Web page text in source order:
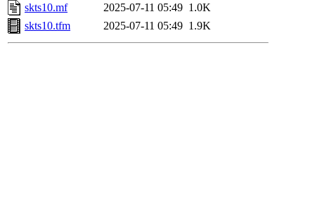
skts10.mf
2025-07-11 05:49 1.0K
skts10.tfm
2025-07-11 05:49 1.9K